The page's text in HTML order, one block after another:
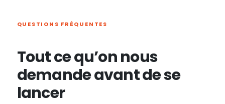
QUESTIONS FRÉQUENTES
Tout ce qu’on nous
demande avant de se
lancer